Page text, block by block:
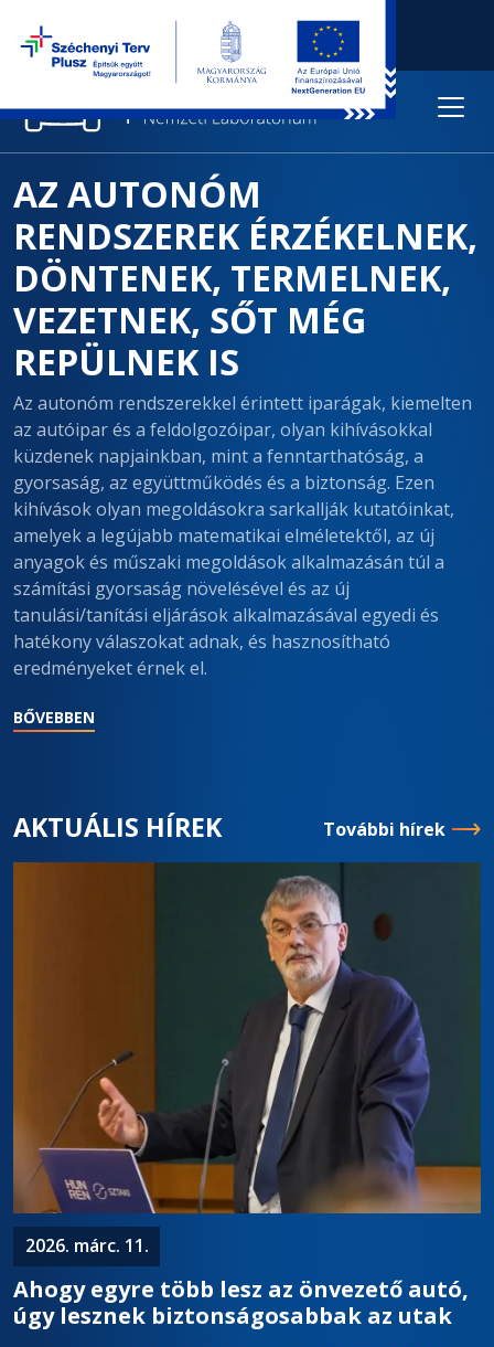
AZ AUTONÓM
RENDSZEREK ÉRZÉKELNEK,
DÖNTENEK, TERMELNEK,
VEZETNEK, SŐT MÉG
REPÜLNEK IS
Az autonóm rendszerekkel érintett iparágak, kiemelten
az autóipar és a feldolgozóipar, olyan kihívásokkal
küzdenek napjainkban, mint a fenntarthatóság, a
gyorsaság, az együttműködés és a biztonság. Ezen
kihívások olyan megoldásokra sarkallják kutatóinkat,
amelyek a legújabb matematikai elméletektől, az új
anyagok és műszaki megoldások alkalmazásán túl a
számítási gyorsaság növelésével és az új
tanulási/tanítási eljárások alkalmazásával egyedi és
hatékony válaszokat adnak, és hasznosítható
eredményeket érnek el.
BŐVEBBEN
AKTUÁLIS HÍREK További hírek
2026. márc. 11.
Ahogy egyre több lesz az önvezető autó,
úgy lesznek biztonságosabbak az utak